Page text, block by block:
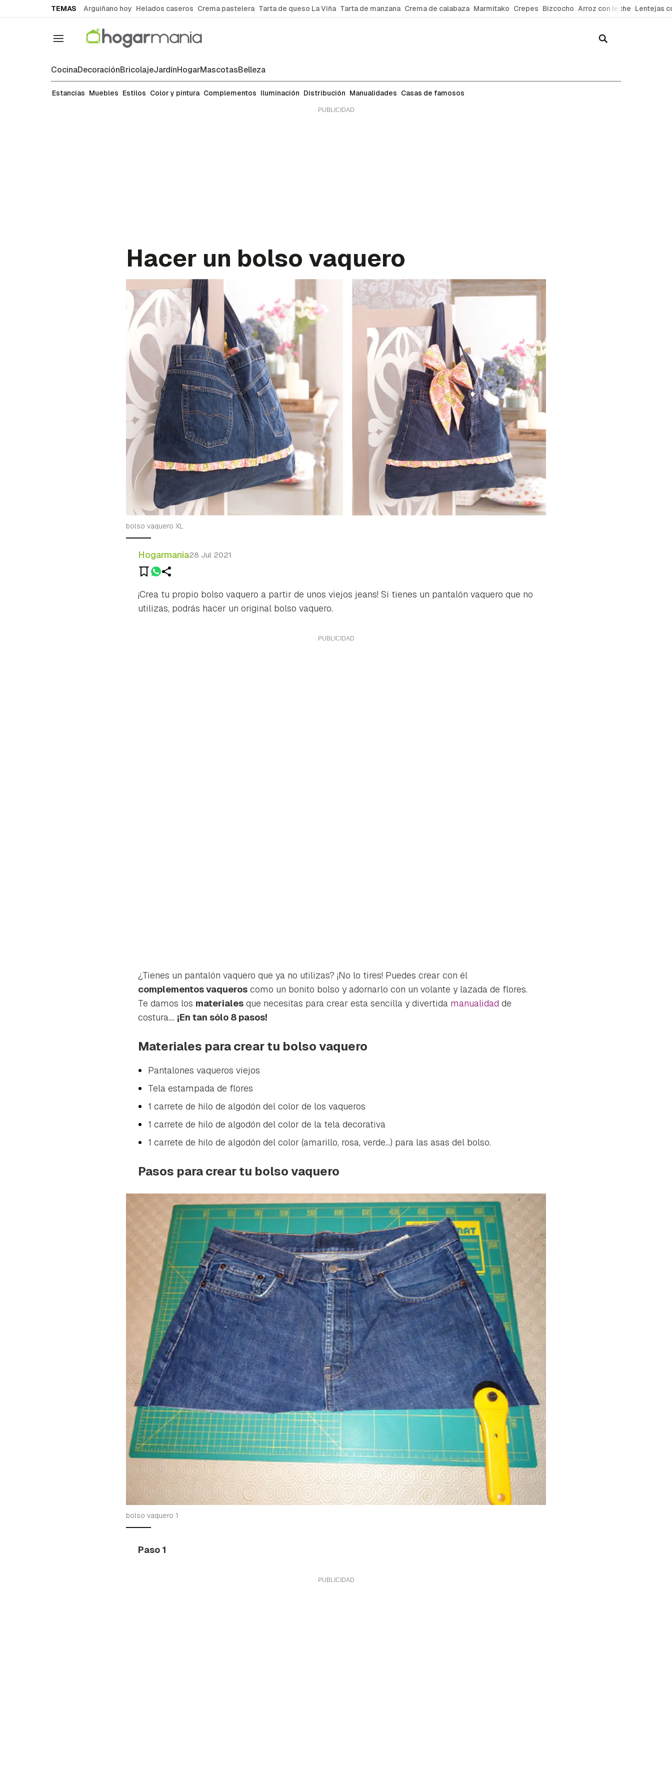
TEMAS Arguiñano hoy Helados caseros Crema pastelera Tarta de queso La Viña Tarta de manzana Crema de calabaza Marmitako Crepes Bizcocho Arroz con leche Lentejas
Navegación
CocinaDecoraciónBricolajeJardínHogarMascotasBelleza
Manualidades
Estancias Muebles Estilos Color y pintura Complementos Iluminación Distribución Manualidades Casas de famosos
Hacer un bolso vaquero
bolso vaquero XL
Hogarmania28 Jul 2021
Guardar como favorito
Para poder guardar como favorito, primero has de iniciar sesión con tu
cuenta de Hogarmanía.
INICIAR SESIÓN CANCELAR
¡Crea tu propio bolso vaquero a partir de unos viejos jeans! Si tienes un pantalón vaquero que no
utilizas, podrás hacer un original bolso vaquero.
¿Tienes un pantalón vaquero que ya no utilizas? ¡No lo tires! Puedes crear con él
complementos vaqueros como un bonito bolso y adornarlo con un volante y lazada de flores.
Te damos los materiales que necesitas para crear esta sencilla y divertida manualidad de
costura.... ¡En tan sólo 8 pasos!
Materiales para crear tu bolso vaquero
Pantalones vaqueros viejos
Tela estampada de flores
1 carrete de hilo de algodón del color de los vaqueros
1 carrete de hilo de algodón del color de la tela decorativa
1 carrete de hilo de algodón del color (amarillo, rosa, verde...) para las asas del bolso.
Pasos para crear tu bolso vaquero
bolso vaquero 1
Paso 1
ACEPTAR